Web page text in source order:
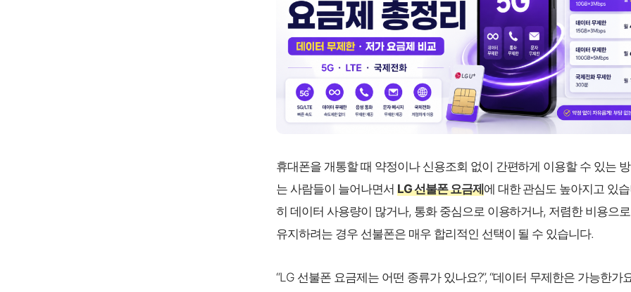
휴대폰을 개통할 때 약정이나 신용조회 없이 간편하게 이용할 수 있는
는 사람들이 늘어나면서 LG 선불폰 요금제에 대한 관심도 높아지고 있
히 데이터 사용량이 많거나, 통화 중심으로 이용하거나, 저렴한 비용으
유지하려는 경우 선불폰은 매우 합리적인 선택이 될 수 있습니다.
“LG 선불폰 요금제는 어떤 종류가 있나요?”, “데이터 무제한은 가능한가요